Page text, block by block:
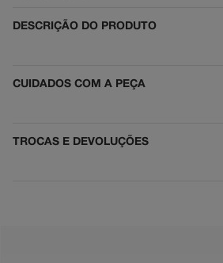
DESCRIÇÃO DO PRODUTO
CUIDADOS COM A PEÇA
TROCAS E DEVOLUÇÕES